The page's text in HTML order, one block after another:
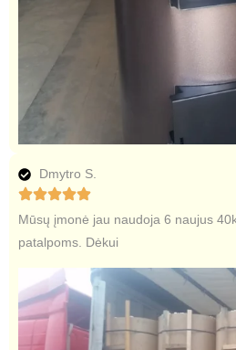
Dmytro S.
Mūsų įmonė jau naudoja 6 naujus
patalpoms. Dėkui